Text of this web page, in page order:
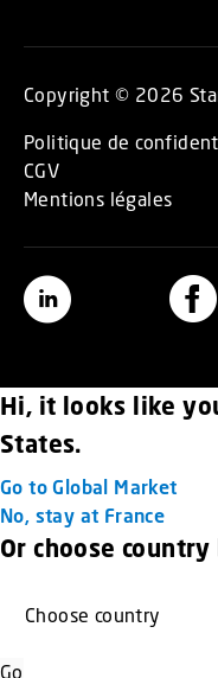
Copyright © 2026
Politique de
CGV
Mentions légales
Hi, it looks like
States.
Go to Global Market
No, stay at France
Or choose